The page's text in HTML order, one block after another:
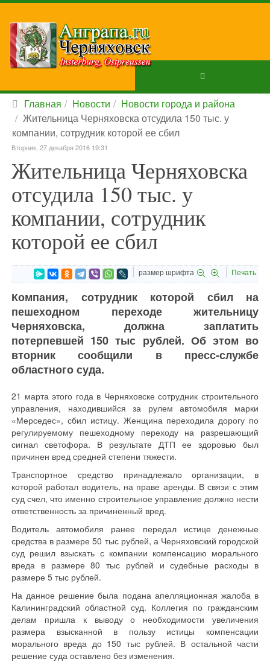
Главная Новости
Новости города и района
Жительница Черняховска отсудила 150 тыс. у
компании, сотрудник которой ее сбил
Вторник, 27 декабря 2016 19:31
Жительница Черняховска
отсудила 150 тыс. у
компании, сотрудник
которой ее сбил
размер шрифта Печать
Компания, сотрудник которой сбил на
пешеходном переходе жительницу
Черняховска, должна заплатить
потерпевшей 150 тыс рублей. Об этом во
вторник сообщили в пресс-службе
областного суда.
21 марта этого года в Черняховске сотрудник строительного
управления, находившийся за рулем автомобиля марки
«Мерседес», сбил истицу. Женщина переходила дорогу по
регулируемому пешеходному переходу на разрешающий
сигнал светофора. В результате ДТП ее здоровью был
причинен вред средней степени тяжести.
Транспортное средство принадлежало организации, в
которой работал водитель, на праве аренды. В связи с этим
суд счел, что именно строительное управление должно нести
ответственность за причиненный вред.
Водитель автомобиля ранее передал истице денежные
средства в размере 50 тыс рублей, а Черняховский городской
суд решил взыскать с компании компенсацию морального
вреда в размере 80 тыс рублей и судебные расходы в
размере 5 тыс рублей.
На данное решение была подана апелляционная жалоба в
Калининградский областной суд. Коллегия по гражданским
делам пришла к выводу о необходимости увеличения
размера взысканной в пользу истицы компенсации
морального вреда до 150 тыс рублей. В остальной части
решение суда оставлено без изменения.